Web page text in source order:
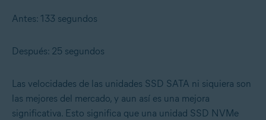
Antes: 133 segundos
Después: 25 segundos
Las velocidades de las unidades SSD SATA ni siquiera son
las mejores del mercado, y aun así es una mejora
significativa. Esto significa que una unidad SSD NVMe